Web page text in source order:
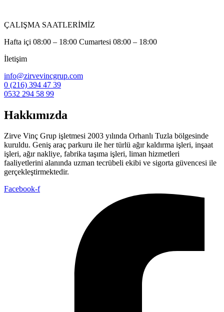
ÇALIŞMA SAATLERİMİZ
Hafta içi 08:00 – 18:00 Cumartesi 08:00 – 18:00
İletişim
info@zirvevincgrup.com
0 (216) 394 47 39
0532 294 58 99
Hakkımızda
Zirve Vinç Grup işletmesi 2003 yılında Orhanlı Tuzla bölgesinde
kuruldu. Geniş araç parkuru ile her türlü ağır kaldırma işleri, inşaat
işleri, ağır nakliye, fabrika taşıma işleri, liman hizmetleri
faaliyetlerini alanında uzman tecrübeli ekibi ve sigorta güvencesi ile
gerçekleştirmektedir.
Facebook-f